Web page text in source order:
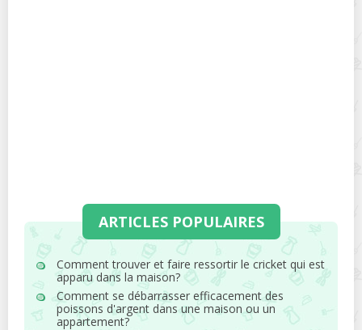
ARTICLES POPULAIRES
Comment trouver et faire ressortir le cricket qui est
apparu dans la maison?
Comment se débarrasser efficacement des
poissons d'argent dans une maison ou un
appartement?